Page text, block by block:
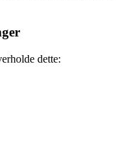
dette: